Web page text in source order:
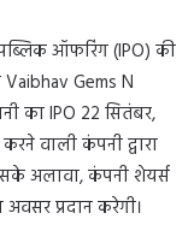
ऑफरिंग (IPO) की
Gems N
का IPO 22 सितंबर,
वाली कंपनी द्वारा
अलावा, कंपनी शेयर्स
प्रदान करेगी।